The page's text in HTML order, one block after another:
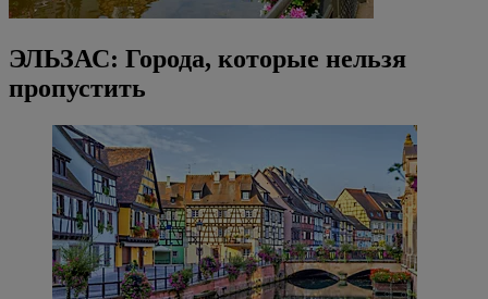
ЭЛЬЗАС: Города, которые нельзя
пропустить